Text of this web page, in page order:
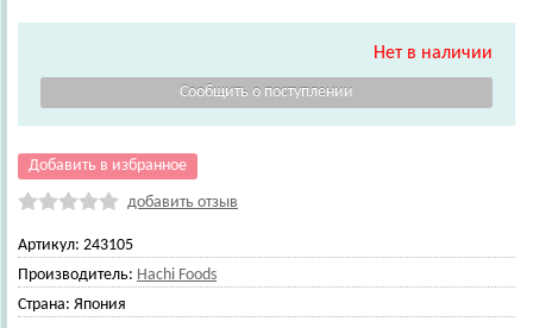
Нет в наличии
Добавить в избранное
добавить отзыв
Артикул: 243105
Производитель: Hachi Foods
Страна: Япония